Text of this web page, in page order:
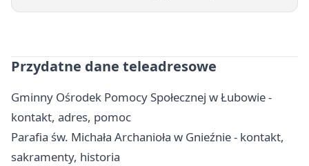
Przydatne dane teleadresowe
Gminny Ośrodek Pomocy Społecznej w Łubowie -
kontakt, adres, pomoc
Parafia św. Michała Archanioła w Gnieźnie - kontakt,
sakramenty, historia